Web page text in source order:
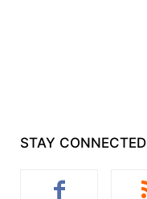
STAY CONNECTED